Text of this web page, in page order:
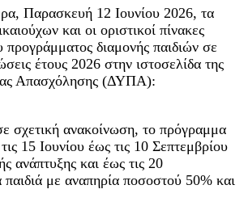
Παρασκευή 12 Ιουνίου 2026, τα
και οι οριστικοί πίνακες
διαμονής παιδιών σε
έτους 2026 στην ιστοσελίδα της
Απασχόλησης (ΔΥΠΑ):
σχετική ανακοίνωση, το πρόγραμμα
15 Ιουνίου έως τις 10 Σεπτεμβρίου
ανάπτυξης και έως τις 20
παιδιά με αναπηρία ποσοστού 50% και